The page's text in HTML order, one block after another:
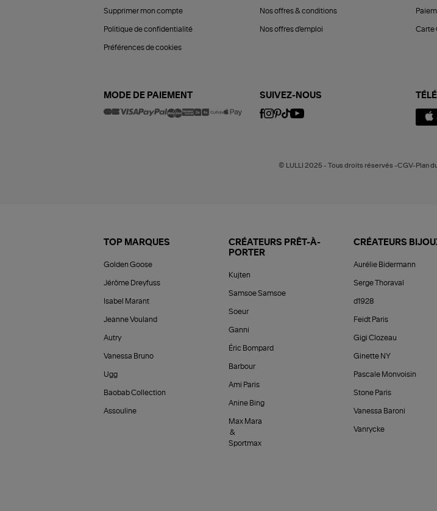
Supprimer mon compte
Politique de confidentialité
Préférences de cookies
Nos offres & conditions
Nos offres d'emploi Carte
MODE DE PAIEMENT SUIVEZ-NOUS
© LULLI 2025 - Tous droits réservés -CGV-Plan
TOP MARQUES
Golden Goose
Jérôme Dreyfuss
Isabel Marant
Jeanne Vouland
Autry
Vanessa Bruno
Ugg
Baobab Collection
Assouline
CRÉATEURS PRÊT-À-
PORTER
Kujten
Samsoe Samsoe
Soeur
Ganni
Éric Bompard
Barbour
Ami Paris
Anine Bing
Max Mara
&
Sportmax
CRÉATEURS
Aurélie Bidermann
Serge Thoraval
d1928
Feidt Paris
Gigi Clozeau
Ginette NY
Pascale Monvoisin
Stone Paris
Vanessa Baroni
Vanrycke